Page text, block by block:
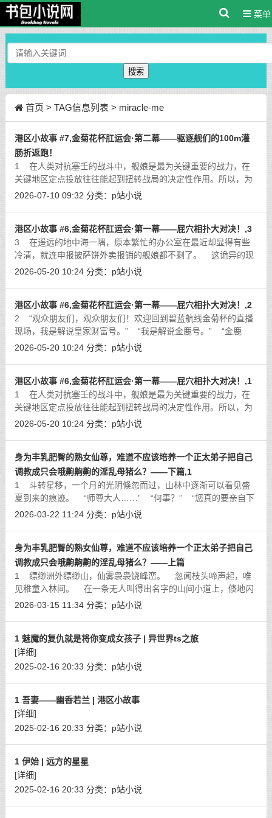
菜单
搜索
首页 > TAG信息列表 > miracle-me
港区小故事 #7,金菊花杯肛运会·第二幕——驱逐舰们的100m灌
肠折返跑！
1 在人类对抗塞壬的战斗中，舰娘是最为关键重要的战力，在
关键地区定点投放往往能起到扭转战局的决定性作用。所以，为
了更好的实现战区投送，也为了防止敌人发动偷袭，除了在各大
2026-07-10 09:32 分类： p站小说
港区小故事 #6,金菊花杯肛运会·第一幕——屁穴相扑大对决！,3
3 在遥远的地中海一隅，原本繁忙的办公室在最近却显得有些
冷清，就连申报披萨饼外卖报销的舰娘都不剩了。 这诡异的现
象虽然引起了维内托的注意，但最开始她也没有多想，直到……
2026-05-20 10:24 分类： p站小说
港区小故事 #6,金菊花杯肛运会·第一幕——屁穴相扑大对决！,2
2 “观众朋友们，观众朋友们！欢迎回到碧蓝航线金菊杯的直播
现场，我是解说皇家财富号。” “我是解说金鹿号。” “金鹿
酱，这才开赛第一个项目，现场的氛围
2026-05-20 10:24 分类： p站小说
港区小故事 #6,金菊花杯肛运会·第一幕——屁穴相扑大对决！,1
1 在人类对抗塞壬的战斗中，舰娘是最为关键重要的战力，在
关键地区定点投放往往能起到扭转战局的决定性作用。所以，为
了更好的实现战区投送，也为了防止敌人发动偷袭，除了在各大
2026-05-20 10:24 分类： p站小说
身为丰乳肥臀的熟女仙尊，难道不应该培养一个正太弟子把自己
调教成只会哦齁齁齁的淫乱母猪么？——下篇,1
1 斗转星移，一个月的光阴倏忽而过，山林中逐渐可以看见盛
夏到来的痕迹。 “师尊大人……” “何事？” “您真的要亲自下
山吗？” &[详细]
2026-03-22 11:24 分类： p站小说
身为丰乳肥臀的熟女仙尊，难道不应该培养一个正太弟子把自己
调教成只会哦齁齁齁的淫乱母猪么？——上篇
1 缥缈洲外缥缈山，仙雾袅袅饶峰峦。 忽闻枝头啼声起，唯
见稚童入林间。 在一条无人叫得出名字的山间小道上，倏地闪
过了一个幼小的身影，犹如飞燕低空掠过，
2026-03-15 11:34 分类： p站小说
1 魅魔的复仇就是将你变成女孩子 | 异世界ts之旅
[详细]
2025-02-16 20:33 分类： p站小说
1 吾妻——幽香若兰 | 港区小故事
[详细]
2025-02-16 20:33 分类： p站小说
1 伊始 | 远方的星星
[详细]
2025-02-16 20:33 分类： p站小说